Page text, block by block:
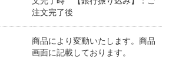
注文完了後
商品により変動いたします。商品
画面に記載しております。